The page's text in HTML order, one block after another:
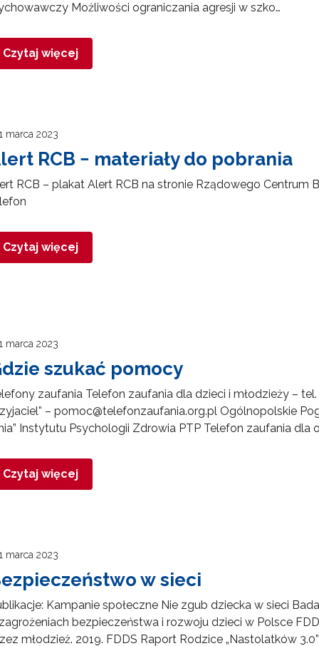
Możliwości ograniczania agresji w szko…
Czytaj więcej
marca 2023
RCB − materiały do pobrania
RCB – plakat Alert RCB na stronie Rządowego Centrum
Czytaj więcej
marca 2023
szukać pomocy
zaufania Telefon zaufania dla dzieci i młodzieży –
– pomoc@telefonzaufania.org.pl Ogólnopolskie
Instytutu Psychologii Zdrowia PTP Telefon zaufania dla
Czytaj więcej
marca 2023
w sieci
Kampanie społeczne Nie zgub dziecka w sieci
bezpieczeństwa i rozwoju dzieci w Polsce
młodzież. 2019. FDDS Raport Rodzice „Nastolatków